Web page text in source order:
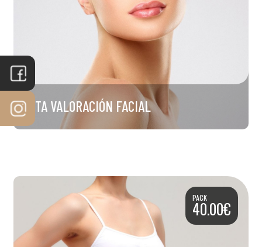
CITA VALORACIÓN FACIAL
PACK
40.00€